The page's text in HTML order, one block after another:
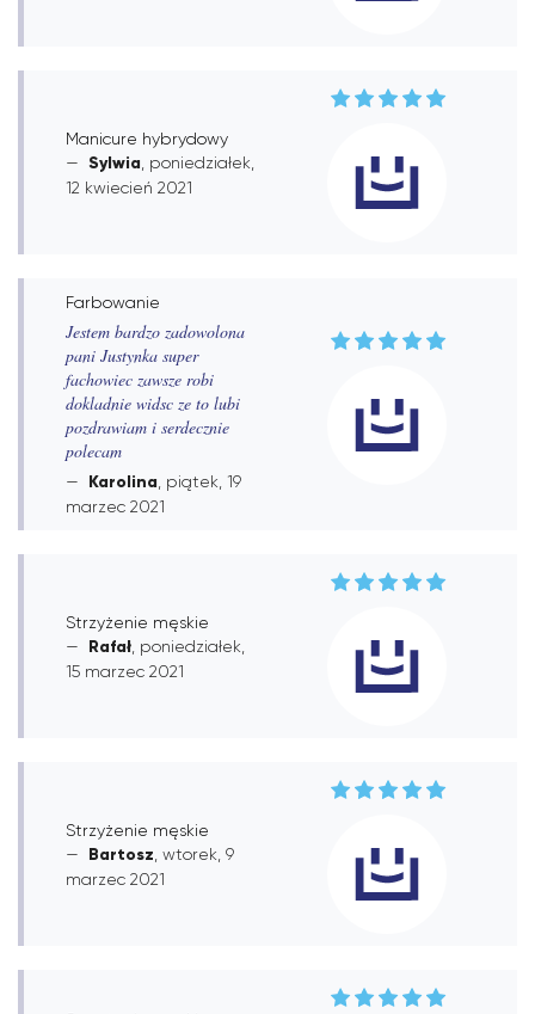
Manicure hybrydowy
Sylwia , poniedziałek,
12 kwiecień 2021
Farbowanie
Jestem bardzo zadowolona
pani Justynka super
fachowiec zawsze robi
dokladnie widsc ze to lubi
pozdrawiam i serdecznie
polecam
Karolina , piątek, 19
marzec 2021
Strzyżenie męskie
Rafał , poniedziałek,
15 marzec 2021
Strzyżenie męskie
Bartosz , wtorek, 9
marzec 2021